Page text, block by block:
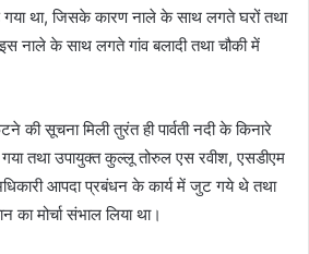
था, जिसके कारण नाले के साथ लगते घरों तथा
नाले के साथ लगते गांव बलादी तथा चौकी में
की सूचना मिली तुरंत ही पार्वती नदी के किनारे
तथा उपायुक्त कुल्लू तोरुल एस रवीश, एसडीएम
आपदा प्रबंधन के कार्य में जुट गये थे तथा
का मोर्चा संभाल लिया था।